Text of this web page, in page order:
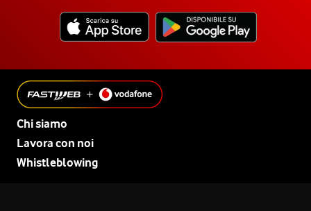
Chi siamo
Lavora con noi
Whistleblowing